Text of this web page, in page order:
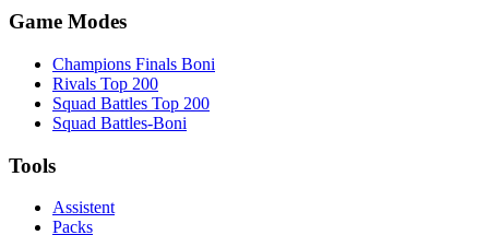
Game Modes
Champions Finals Boni
Rivals Top 200
Squad Battles Top 200
Squad Battles-Boni
Tools
Assistent
Packs